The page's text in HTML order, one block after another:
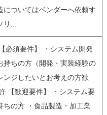
についてはベンダーへ依頼す
...
必須要件】 ・システム開発
持ちの方（開発・実装経験の
ンジしたいとお考えの方歓
【歓迎要件】 ・システム要
ちの方 ・食品製造・加工業